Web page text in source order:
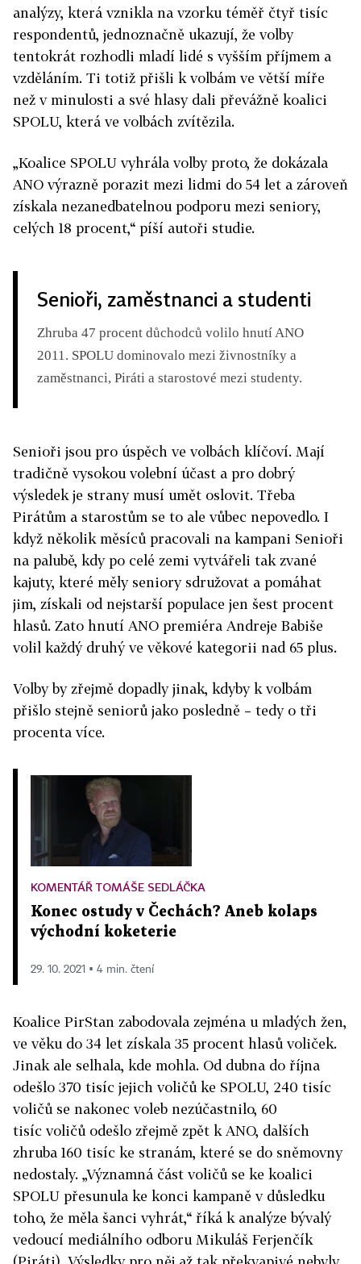
analýzy, která vznikla na vzorku téměř čtyř tisíc
respondentů, jednoznačně ukazují, že volby
tentokrát rozhodli mladí lidé s vyšším příjmem a
vzděláním. Ti totiž přišli k volbám ve větší míře
než v minulosti a své hlasy dali převážně koalici
SPOLU, která ve volbách zvítězila.
„Koalice SPOLU vyhrála volby proto, že dokázala
ANO výrazně porazit mezi lidmi do 54 let a zároveň
získala nezanedbatelnou podporu mezi seniory,
celých 18 procent,“ píší autoři studie.
Senioři, zaměstnanci a studenti
Zhruba 47 procent důchodců volilo hnutí ANO
2011. SPOLU dominovalo mezi živnostníky a
zaměstnanci, Piráti a starostové mezi studenty.
Senioři jsou pro úspěch ve volbách klíčoví. Mají
tradičně vysokou volební účast a pro dobrý
výsledek je strany musí umět oslovit. Třeba
Pirátům a starostům se to ale vůbec nepovedlo. I
když několik měsíců pracovali na kampani Senioři
na palubě, kdy po celé zemi vytvářeli tak zvané
kajuty, které měly seniory sdružovat a pomáhat
jim, získali od nejstarší populace jen šest procent
hlasů. Zato hnutí ANO premiéra Andreje Babiše
volil každý druhý ve věkové kategorii nad 65 plus.
Volby by zřejmě dopadly jinak, kdyby k volbám
přišlo stejně seniorů jako posledně – tedy o tři
procenta více.
KOMENTÁŘ TOMÁŠE SEDLÁČKA
Konec ostudy v Čechách? Aneb kolaps
východní koketerie
29. 10. 2021 ▪ 4 min. čtení
Koalice PirStan zabodovala zejména u mladých žen,
ve věku do 34 let získala 35 procent hlasů voliček.
Jinak ale selhala, kde mohla. Od dubna do října
odešlo 370 tisíc jejich voličů ke SPOLU, 240 tisíc
voličů se nakonec voleb nezúčastnilo, 60
tisíc voličů odešlo zřejmě zpět k ANO, dalších
zhruba 160 tisíc ke stranám, které se do sněmovny
nedostaly. „Významná část voličů se ke koalici
SPOLU přesunula ke konci kampaně v důsledku
toho, že měla šanci vyhrát,“ říká k analýze bývalý
vedoucí mediálního odboru Mikuláš Ferjenčík